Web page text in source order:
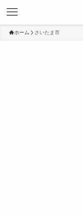
ホーム さいたま市